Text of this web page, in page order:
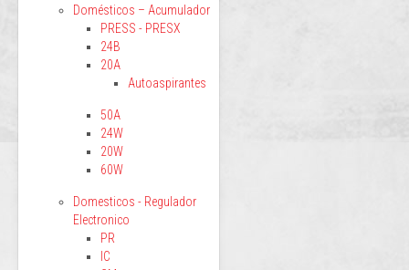
Domésticos – Acumulador
PRESS - PRESX
24B
20A
Autoaspirantes
50A
24W
20W
60W
Domesticos - Regulador
Electronico
PR
IC